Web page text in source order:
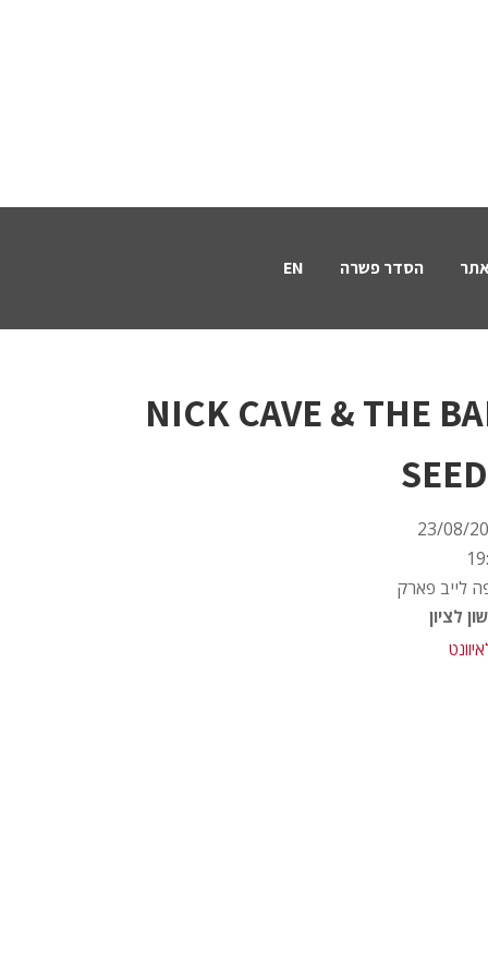
הסדר פשרה EN
NICK CAVE & THE
23/08/
לייב פארק
לציון